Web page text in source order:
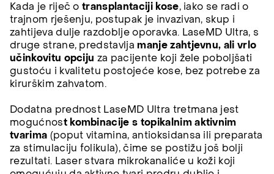
Kada je riječ otransplantaciji kose, iako se radi o
trajnom rješenju, postupak je invazivan, skup i
zahtijeva dulje razdoblje oporavka. LaseMD Ultra, s
druge strane, predstavljamanje zahtjevnu, ali vrlo
učinkovitu opciju za pacijente koji žele poboljšati
gustoću i kvalitetu postojeće kose, bez potrebe za
kirurškim zahvatom.
Dodatna prednost LaseMD Ultra tretmana jest
mogućnost kombinacije s topikalnim aktivnim
tvarima (poput vitamina, antioksidansa ili preparata
za stimulaciju folikula), čime se postižu još bolji
rezultati. Laser stvara mikrokanaliće u koži koji